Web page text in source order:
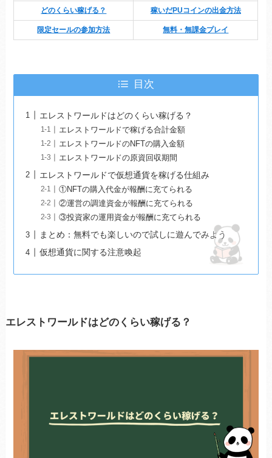
どのくらい稼げる？ 稼いだPUコインの出金方法
限定セールの参加方法 無料・無課金プレイ
目次
エレストワールドはどのくらい稼げる？
エレストワールドで稼げる合計金額
エレストワールドのNFTの購入金額
エレストワールドの原資回収期間
エレストワールドで仮想通貨を稼げる仕組み
①NFTの購入代金が報酬に充てられる
②運営の調達資金が報酬に充てられる
③投資家の運用資金が報酬に充てられる
まとめ：無料でも楽しいので試しに遊んでみよう
仮想通貨に関する注意喚起
エレストワールドはどのくらい稼げる？